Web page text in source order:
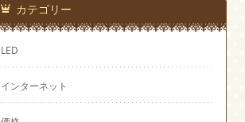
カテゴリー
LED
インターネット